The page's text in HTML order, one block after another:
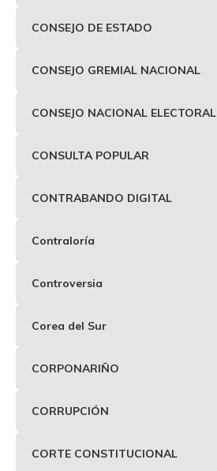
CONSEJO DE ESTADO
CONSEJO GREMIAL NACIONAL
CONSEJO NACIONAL ELECTORAL
CONSULTA POPULAR
CONTRABANDO DIGITAL
Contraloría
Controversia
Corea del Sur
CORPONARIÑO
CORRUPCIÓN
CORTE CONSTITUCIONAL